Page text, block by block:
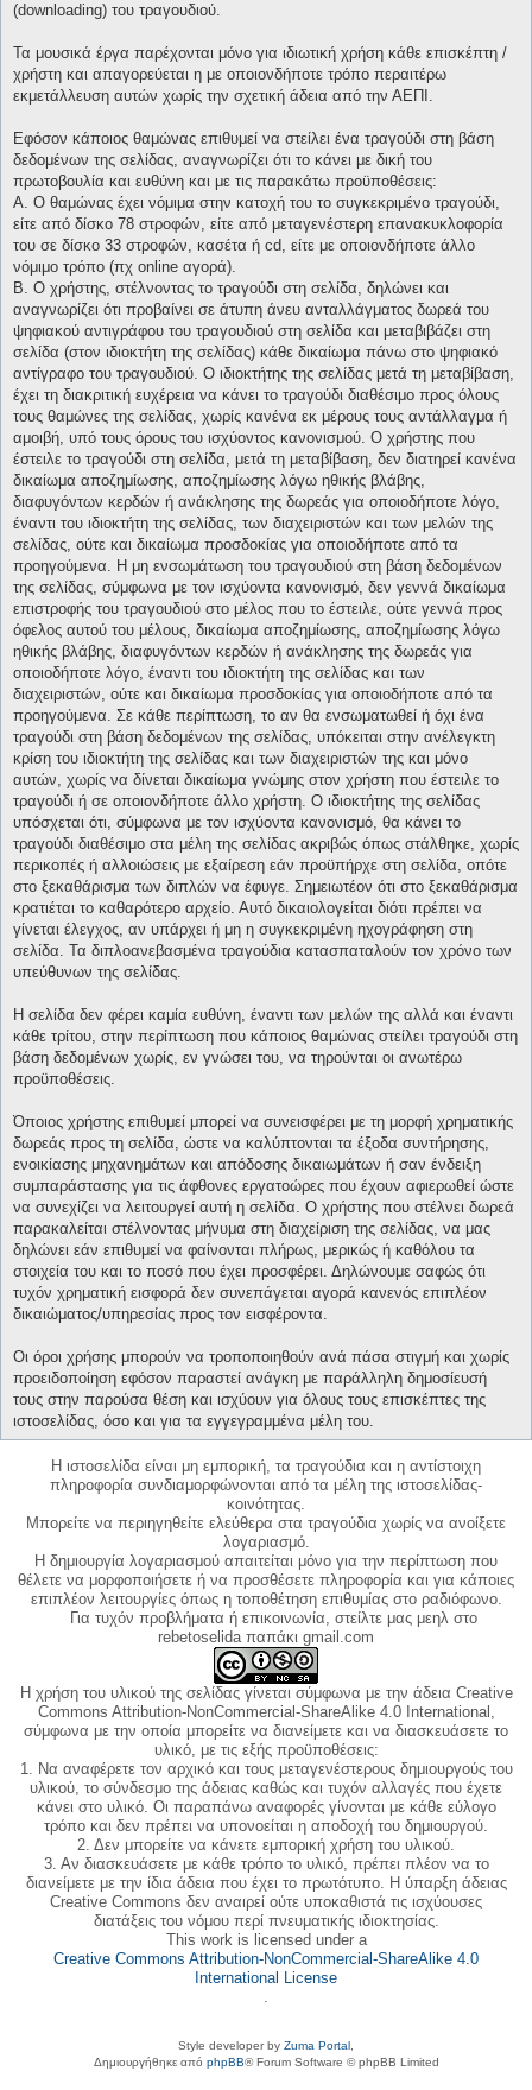
(downloading) του τραγουδιού.
Τα μουσικά έργα παρέχονται μόνο για ιδιωτική χρήση κάθε επισκέπτη /
χρήστη και απαγορεύεται η με οποιονδήποτε τρόπο περαιτέρω
εκμετάλλευση αυτών χωρίς την σχετική άδεια από την ΑΕΠΙ.
Εφόσον κάποιος θαμώνας επιθυμεί να στείλει ένα τραγούδι στη βάση
δεδομένων της σελίδας, αναγνωρίζει ότι το κάνει με δική του
πρωτοβουλία και ευθύνη και με τις παρακάτω προϋποθέσεις:
Α. Ο θαμώνας έχει νόμιμα στην κατοχή του το συγκεκριμένο τραγούδι,
είτε από δίσκο 78 στροφών, είτε από μεταγενέστερη επανακυκλοφορία
του σε δίσκο 33 στροφών, κασέτα ή cd, είτε με οποιονδήποτε άλλο
νόμιμο τρόπο (πχ online αγορά).
Β. Ο χρήστης, στέλνοντας το τραγούδι στη σελίδα, δηλώνει και
αναγνωρίζει ότι προβαίνει σε άτυπη άνευ ανταλλάγματος δωρεά του
ψηφιακού αντιγράφου του τραγουδιού στη σελίδα και μεταβιβάζει στη
σελίδα (στον ιδιοκτήτη της σελίδας) κάθε δικαίωμα πάνω στο ψηφιακό
αντίγραφο του τραγουδιού. Ο ιδιοκτήτης της σελίδας μετά τη μεταβίβαση,
έχει τη διακριτική ευχέρεια να κάνει το τραγούδι διαθέσιμο προς όλους
τους θαμώνες της σελίδας, χωρίς κανένα εκ μέρους τους αντάλλαγμα ή
αμοιβή, υπό τους όρους του ισχύοντος κανονισμού. Ο χρήστης που
έστειλε το τραγούδι στη σελίδα, μετά τη μεταβίβαση, δεν διατηρεί κανένα
δικαίωμα αποζημίωσης, αποζημίωσης λόγω ηθικής βλάβης,
διαφυγόντων κερδών ή ανάκλησης της δωρεάς για οποιοδήποτε λόγο,
έναντι του ιδιοκτήτη της σελίδας, των διαχειριστών και των μελών της
σελίδας, ούτε και δικαίωμα προσδοκίας για οποιοδήποτε από τα
προηγούμενα. Η μη ενσωμάτωση του τραγουδιού στη βάση δεδομένων
της σελίδας, σύμφωνα με τον ισχύοντα κανονισμό, δεν γεννά δικαίωμα
επιστροφής του τραγουδιού στο μέλος που το έστειλε, ούτε γεννά προς
όφελος αυτού του μέλους, δικαίωμα αποζημίωσης, αποζημίωσης λόγω
ηθικής βλάβης, διαφυγόντων κερδών ή ανάκλησης της δωρεάς για
οποιοδήποτε λόγο, έναντι του ιδιοκτήτη της σελίδας και των
διαχειριστών, ούτε και δικαίωμα προσδοκίας για οποιοδήποτε από τα
προηγούμενα. Σε κάθε περίπτωση, το αν θα ενσωματωθεί ή όχι ένα
τραγούδι στη βάση δεδομένων της σελίδας, υπόκειται στην ανέλεγκτη
κρίση του ιδιοκτήτη της σελίδας και των διαχειριστών της και μόνο
αυτών, χωρίς να δίνεται δικαίωμα γνώμης στον χρήστη που έστειλε το
τραγούδι ή σε οποιονδήποτε άλλο χρήστη. Ο ιδιοκτήτης της σελίδας
υπόσχεται ότι, σύμφωνα με τον ισχύοντα κανονισμό, θα κάνει το
τραγούδι διαθέσιμο στα μέλη της σελίδας ακριβώς όπως στάλθηκε, χωρίς
περικοπές ή αλλοιώσεις με εξαίρεση εάν προϋπήρχε στη σελίδα, οπότε
στο ξεκαθάρισμα των διπλών να έφυγε. Σημειωτέον ότι στο ξεκαθάρισμα
κρατιέται το καθαρότερο αρχείο. Αυτό δικαιολογείται διότι πρέπει να
γίνεται έλεγχος, αν υπάρχει ή μη η συγκεκριμένη ηχογράφηση στη
σελίδα. Τα διπλοανεβασμένα τραγούδια κατασπαταλούν τον χρόνο των
υπεύθυνων της σελίδας.
Η σελίδα δεν φέρει καμία ευθύνη, έναντι των μελών της αλλά και έναντι
κάθε τρίτου, στην περίπτωση που κάποιος θαμώνας στείλει τραγούδι στη
βάση δεδομένων χωρίς, εν γνώσει του, να τηρούνται οι ανωτέρω
προϋποθέσεις.
Όποιος χρήστης επιθυμεί μπορεί να συνεισφέρει με τη μορφή χρηματικής
δωρεάς προς τη σελίδα, ώστε να καλύπτονται τα έξοδα συντήρησης,
ενοικίασης μηχανημάτων και απόδοσης δικαιωμάτων ή σαν ένδειξη
συμπαράστασης για τις άφθονες εργατοώρες που έχουν αφιερωθεί ώστε
να συνεχίζει να λειτουργεί αυτή η σελίδα. Ο χρήστης που στέλνει δωρεά
παρακαλείται στέλνοντας μήνυμα στη διαχείριση της σελίδας, να μας
δηλώνει εάν επιθυμεί να φαίνονται πλήρως, μερικώς ή καθόλου τα
στοιχεία του και το ποσό που έχει προσφέρει. Δηλώνουμε σαφώς ότι
τυχόν χρηματική εισφορά δεν συνεπάγεται αγορά κανενός επιπλέον
δικαιώματος/υπηρεσίας προς τον εισφέροντα.
Οι όροι χρήσης μπορούν να τροποποιηθούν ανά πάσα στιγμή και χωρίς
προειδοποίηση εφόσον παραστεί ανάγκη με παράλληλη δημοσίευσή
τους στην παρούσα θέση και ισχύουν για όλους τους επισκέπτες της
ιστοσελίδας, όσο και για τα εγγεγραμμένα μέλη του.
Η ιστοσελίδα είναι μη εμπορική, τα τραγούδια και η αντίστοιχη
πληροφορία συνδιαμορφώνονται από τα μέλη της ιστοσελίδας-
κοινότητας.
Μπορείτε να περιηγηθείτε ελεύθερα στα τραγούδια χωρίς να ανοίξετε
λογαριασμό.
Η δημιουργία λογαριασμού απαιτείται μόνο για την περίπτωση που
θέλετε να μορφοποιήσετε ή να προσθέσετε πληροφορία και για κάποιες
επιπλέον λειτουργίες όπως η τοποθέτηση επιθυμίας στο ραδιόφωνο.
Για τυχόν προβλήματα ή επικοινωνία, στείλτε μας μεηλ στο
rebetoselida παπάκι gmail.com
Η χρήση του υλικού της σελίδας γίνεται σύμφωνα με την άδεια Creative
Commons Attribution-NonCommercial-ShareAlike 4.0 International,
σύμφωνα με την οποία μπορείτε να διανείμετε και να διασκευάσετε το
υλικό, με τις εξής προϋποθέσεις:
1. Να αναφέρετε τον αρχικό και τους μεταγενέστερους δημιουργούς του
υλικού, το σύνδεσμο της άδειας καθώς και τυχόν αλλαγές που έχετε
κάνει στο υλικό. Οι παραπάνω αναφορές γίνονται με κάθε εύλογο
τρόπο και δεν πρέπει να υπονοείται η αποδοχή του δημιουργού.
2. Δεν μπορείτε να κάνετε εμπορική χρήση του υλικού.
3. Αν διασκευάσετε με κάθε τρόπο το υλικό, πρέπει πλέον να το
διανείμετε με την ίδια άδεια που έχει το πρωτότυπο. Η ύπαρξη άδειας
Creative Commons δεν αναιρεί ούτε υποκαθιστά τις ισχύουσες
διατάξεις του νόμου περί πνευματικής ιδιοκτησίας.
This work is licensed under a
Creative Commons Attribution-NonCommercial-ShareAlike 4.0
International License
.
Style developer by Zuma Portal
Δημιουργήθηκε από phpBB® Forum Software © phpBB Limited